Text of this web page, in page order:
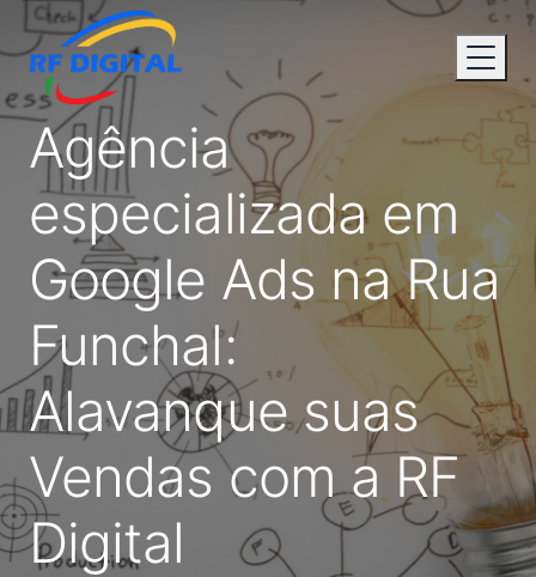
Agência
especializada em
Google Ads na Rua
Funchal:
Alavanque suas
Vendas com a RF
Digital